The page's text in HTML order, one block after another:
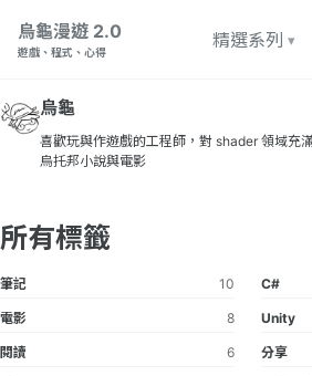
烏龜漫遊 2.0
遊戲、程式、心得
精選系列
烏龜
喜歡玩與作遊戲的工程師，對 shader 領域充
烏托邦小說與電影
所有標籤
筆記 10 C#
電影 8 Unity
閱讀 6 分享